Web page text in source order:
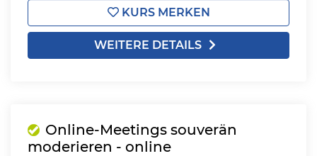
KURS MERKEN
WEITERE DETAILS
Online-Meetings souverän
moderieren - online